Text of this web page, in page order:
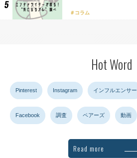
コラム
Hot Word
Pinterest Instagram インフルエンサー
Facebook 調査 ペアーズ 動画
Read more